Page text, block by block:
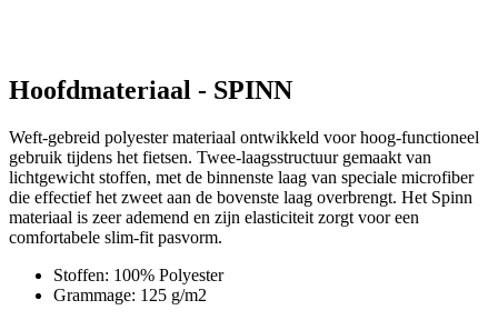
Hoofdmateriaal - SPINN
Weft-gebreid polyester materiaal ontwikkeld voor hoog-functioneel
gebruik tijdens het fietsen. Twee-laagsstructuur gemaakt van
lichtgewicht stoffen, met de binnenste laag van speciale microfiber
die effectief het zweet aan de bovenste laag overbrengt. Het Spinn
materiaal is zeer ademend en zijn elasticiteit zorgt voor een
comfortabele slim-fit pasvorm.
Stoffen: 100% Polyester
Grammage: 125 g/m2